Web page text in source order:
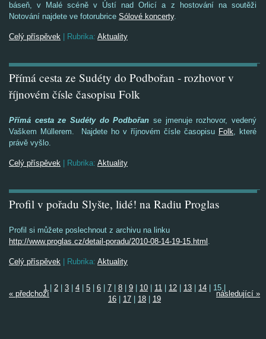
báseň, v Malé scéně v Ústí nad Orlicí a z hostování na soutěži
Notování najdete ve fotorubrice Sólové koncerty.
Celý příspěvek Rubrika: Aktuality
Přímá cesta ze Sudéty do Podbořan - rozhovor v
říjnovém čísle časopisu Folk
Přímá cesta ze Sudéty do Podbořan se jmenuje rozhovor, vedený
Vaškem Müllerem. Najdete ho v říjnovém čísle časopisu Folk, které
právě vyšlo.
Celý příspěvek Rubrika: Aktuality
Profil v pořadu Slyšte, lidé! na Radiu Proglas
Profil si můžete poslechnout z archivu na linku
http://www.proglas.cz/detail-poradu/2010-08-14-19-15.html .
Celý příspěvek Rubrika: Aktuality
« předchozí
1 2 3 4 5 6 7 8 9 10 11 12 13 14 15
16
17 18 19
následující »